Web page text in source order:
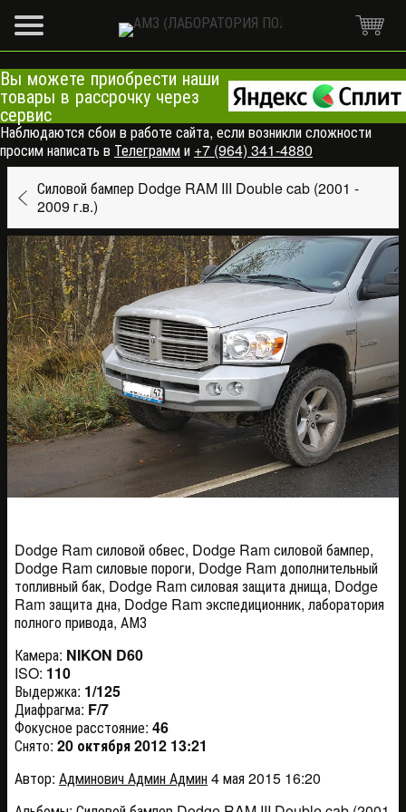
Вы можете приобрести наши
товары в рассрочку через
сервис
Наблюдаются сбои в работе сайта, если возникли сложности
просим написать в Телеграмми +7 (964) 341-4880
Силовой бампер Dodge RAM III Double cab (2001 -
2009 г.в.)
Dodge Ram силовой обвес, Dodge Ram силовой бампер,
Dodge Ram силовые пороги, Dodge Ram дополнительный
топливный бак, Dodge Ram силовая защита днища, Dodge
Ram защита дна, Dodge Ram экспедиционник, лаборатория
полного привода, АМЗ
Камера: NIKON D60
ISO: 110
Выдержка: 1/125
Диафрагма: F/7
Фокусное расстояние: 46
Снято: 20 октября 2012 13:21
Автор: Админович Админ Админ4 мая 2015 16:20